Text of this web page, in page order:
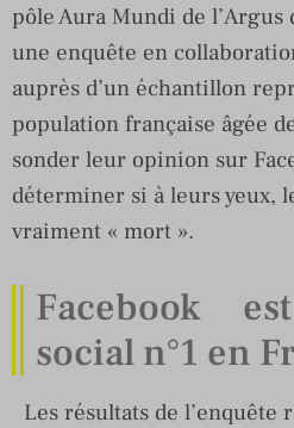
pôle Aura Mundi de l’Argus
une enquête en
auprès d’un échantillon
population française âgée
sonder leur opinion sur
déterminer si à leurs yeux,
vraiment « mort ».
Facebook
social n°1 en
Les résultats de l’enquête